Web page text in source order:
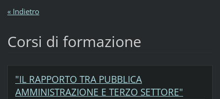
« Indietro
Corsi di formazione
"IL RAPPORTO TRA PUBBLICA
AMMINISTRAZIONE E TERZO SETTORE"